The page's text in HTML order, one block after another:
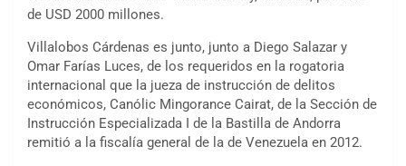
de USD 2000 millones.
Villalobos Cárdenas es junto, junto a Diego Salazar y
Omar Farías Luces, de los requeridos en la rogatoria
internacional que la jueza de instrucción de delitos
económicos, Canólic Mingorance Cairat, de la Sección de
Instrucción Especializada I de la Bastilla de Andorra
remitió a la fiscalía general de la de Venezuela en 2012.